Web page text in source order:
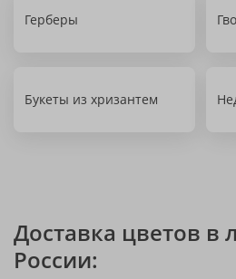
Герберы
Букеты из хризантем
Доставка цветов в
России: